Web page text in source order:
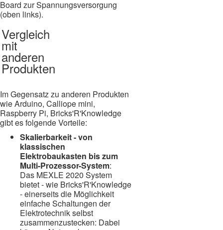
Board zur Spannungsversorgung
(oben links).
Vergleich
mit
anderen
Produkten
Im Gegensatz zu anderen Produkten
wie Arduino, Calliope mini,
Raspberry Pi, Bricks'R'Knowledge
gibt es folgende Vorteile:
Skalierbarkeit - von
klassischen
Elektrobaukasten bis zum
Multi-Prozessor-System:
Das MEXLE 2020 System
bietet - wie Bricks'R'Knowledge
- einerseits die Möglichkeit
einfache Schaltungen der
Elektrotechnik selbst
zusammenzustecken: Dabei